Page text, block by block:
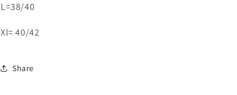
L=38/40
Xl= 40/42
Share